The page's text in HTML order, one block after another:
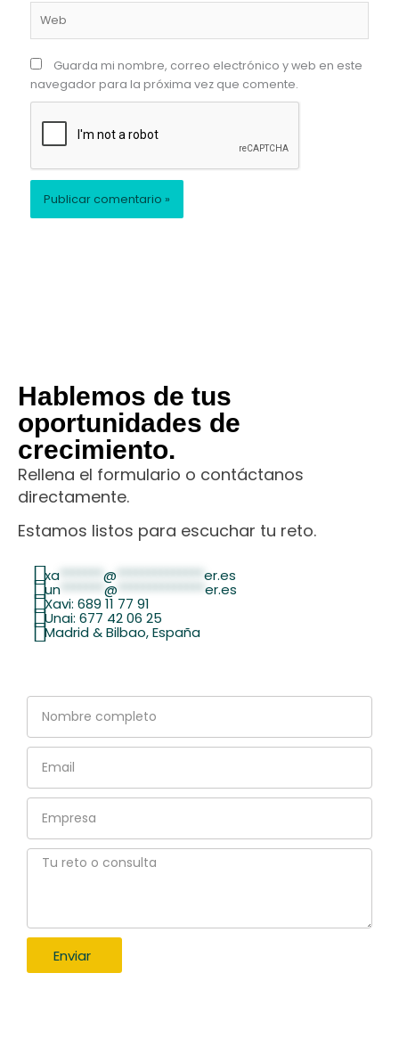
Guarda mi nombre, correo electrónico y web en este
navegador para la próxima vez que comente.
Hablemos de tus
oportunidades de
crecimiento.
Rellena el formulario o contáctanos
directamente.
Estamos listos para escuchar tu reto.
xa @ er.es
un*******@ **************er.es
Xavi: 689 11 77 91
Unai: 677 42 06 25
Madrid & Bilbao, España
completo
Enviar